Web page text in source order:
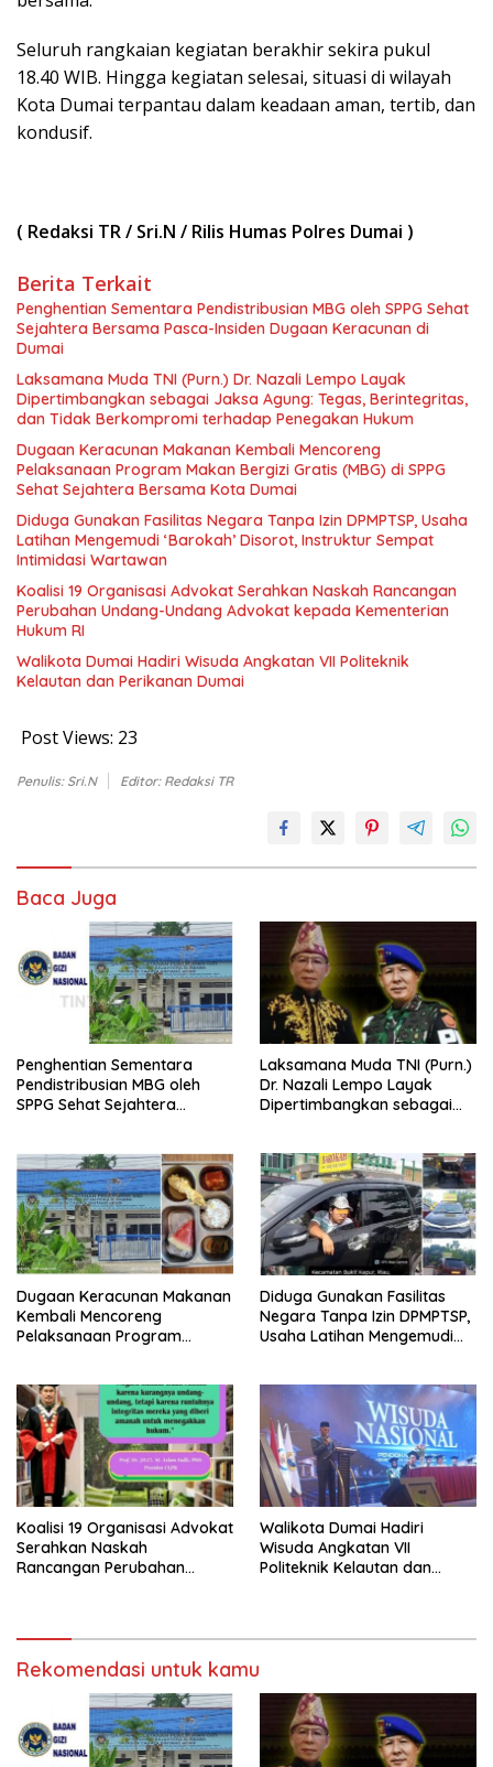
Seluruh rangkaian kegiatan berakhir sekira pukul
18.40 WIB. Hingga kegiatan selesai, situasi di wilayah
Kota Dumai terpantau dalam keadaan aman, tertib, dan
kondusif.
( Redaksi TR / Sri.N / Rilis Humas Polres Dumai )
Berita Terkait
Penghentian Sementara Pendistribusian MBG oleh SPPG Sehat
Sejahtera Bersama Pasca-Insiden Dugaan Keracunan di
Dumai
Laksamana Muda TNI (Purn.) Dr. Nazali Lempo Layak
Dipertimbangkan sebagai Jaksa Agung: Tegas, Berintegritas,
dan Tidak Berkompromi terhadap Penegakan Hukum
Dugaan Keracunan Makanan Kembali Mencoreng
Pelaksanaan Program Makan Bergizi Gratis (MBG) di SPPG
Sehat Sejahtera Bersama Kota Dumai
Diduga Gunakan Fasilitas Negara Tanpa Izin DPMPTSP, Usaha
Latihan Mengemudi ‘Barokah’ Disorot, Instruktur Sempat
Intimidasi Wartawan
Koalisi 19 Organisasi Advokat Serahkan Naskah Rancangan
Perubahan Undang-Undang Advokat kepada Kementerian
Hukum RI
Walikota Dumai Hadiri Wisuda Angkatan VII Politeknik
Kelautan dan Perikanan Dumai
Post Views: 23
Penulis: Sri.N Editor: Redaksi TR
Baca Juga
Penghentian Sementara
Pendistribusian MBG oleh
SPPG Sehat Sejahtera
Laksamana Muda TNI (Purn.)
Dr. Nazali Lempo Layak
Dipertimbangkan sebagai
Berkompromi terhadap
Penegakan Hukum
Dugaan Keracunan Makanan
Kembali Mencoreng
Pelaksanaan Program
Bersama Kota Dumai
Diduga Gunakan Fasilitas
Negara Tanpa Izin DPMPTSP,
Usaha Latihan Mengemudi
Koalisi 19 Organisasi Advokat
Serahkan Naskah
Rancangan Perubahan
Walikota Dumai Hadiri
Wisuda Angkatan VII
Politeknik Kelautan dan
Rekomendasi untuk kamu